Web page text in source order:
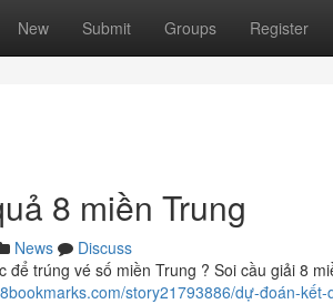
New Submit Groups Register
8 miền Trung
News
Discuss
để trúng vé số miền Trung ? Soi cầu giải 8
story21793886/dự-đoán-